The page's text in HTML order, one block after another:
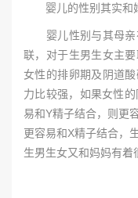
婴儿的性别其实和
婴儿性别与其母亲
联，对于生男生女主
女性的排卵期及阴道
力比较强，如果女性
易和Y精子结合，则更
更容易和X精子结合，
生男生女又和妈妈有着